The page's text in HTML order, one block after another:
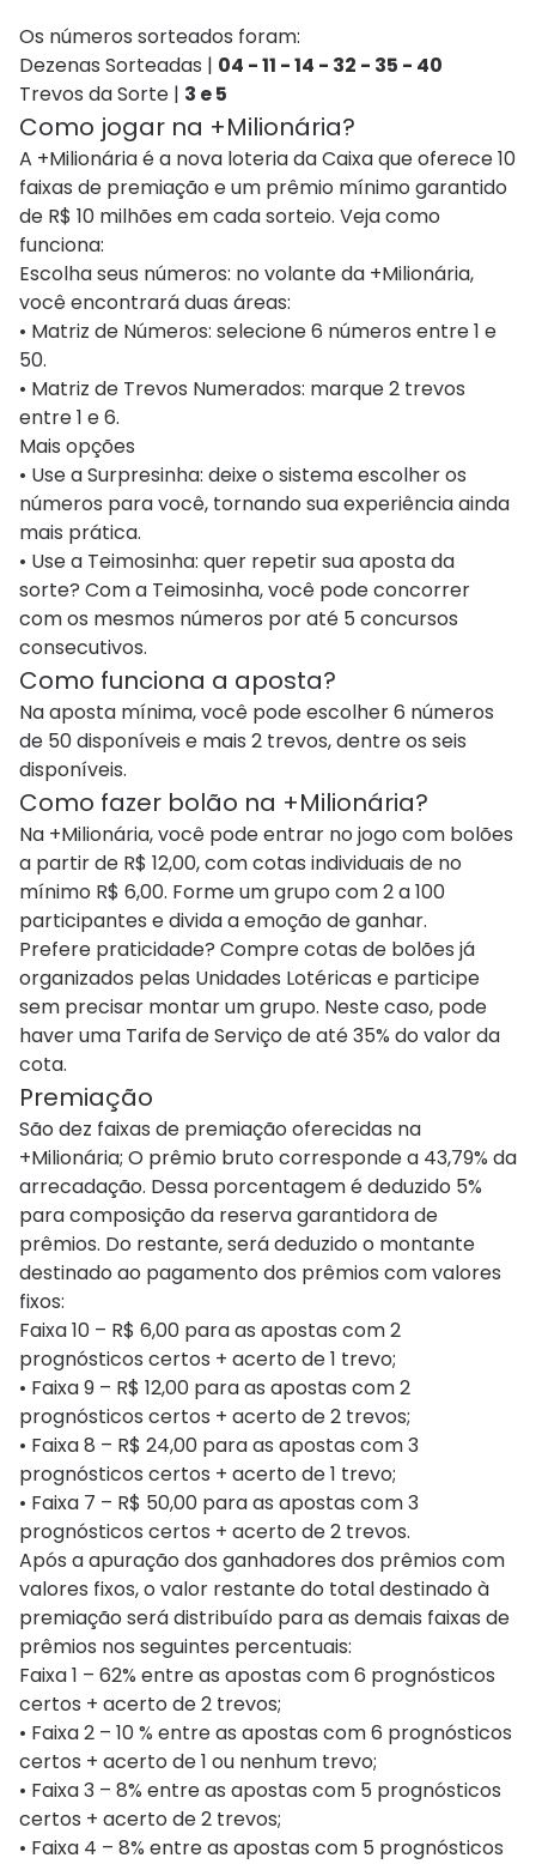
Os números sorteados foram:
Dezenas Sorteadas | 04 - 11 - 14 - 32 - 35 - 40
Trevos da Sorte | 3 e 5
Como jogar na +Milionária?
A +Milionária é a nova loteria da Caixa que oferece 10
faixas de premiação e um prêmio mínimo garantido
de R$ 10 milhões em cada sorteio. Veja como
funciona:
Escolha seus números: no volante da +Milionária,
você encontrará duas áreas:
• Matriz de Números: selecione 6 números entre 1 e
50.
• Matriz de Trevos Numerados: marque 2 trevos
entre 1 e 6.
Mais opções
• Use a Surpresinha: deixe o sistema escolher os
números para você, tornando sua experiência ainda
mais prática.
• Use a Teimosinha: quer repetir sua aposta da
sorte? Com a Teimosinha, você pode concorrer
com os mesmos números por até 5 concursos
consecutivos.
Como funciona a aposta?
Na aposta mínima, você pode escolher 6 números
de 50 disponíveis e mais 2 trevos, dentre os seis
disponíveis.
Como fazer bolão na +Milionária?
Na +Milionária, você pode entrar no jogo com bolões
a partir de R$ 12,00, com cotas individuais de no
mínimo R$ 6,00. Forme um grupo com 2 a 100
participantes e divida a emoção de ganhar.
Prefere praticidade? Compre cotas de bolões já
organizados pelas Unidades Lotéricas e participe
sem precisar montar um grupo. Neste caso, pode
haver uma Tarifa de Serviço de até 35% do valor da
cota.
Premiação
São dez faixas de premiação oferecidas na
+Milionária; O prêmio bruto corresponde a 43,79​% da
arrecadação. Dessa porcentagem é deduzido 5%
para composição da reserva garantidora de
prêmios. Do restante, será deduzido o montante
destinado ao pagamento dos prêmios com valores
fixos:
Faixa 10 – R$ 6,00 para as apostas com 2
prognósticos certos + acerto de 1 trevo;
• Faixa 9 – R$ 12,00 para as apostas com 2
prognósticos certos + acerto de 2 trevos;
• Faixa 8 – R$ 24,00 para as apostas com 3
prognósticos certos + acerto de 1 trevo;
• Faixa 7 – R$ 50,00 para as apostas com 3
prognósticos certos + acerto de 2 trevos.
Após a apuração dos ganhadores dos prêmios com
valores fixos, o valor restante do total destinado à
premiação será distribuído para as demais faixas de
prêmios nos seguintes percentuais:
Faixa 1 – 62% entre as apostas com 6 prognósticos
certos + acerto de 2 trevos;
• Faixa 2 – 10 % entre as apostas com 6 prognósticos
certos + acerto de 1 ou nenhum trevo;
• Faixa 3 – 8% entre as apostas com 5 prognósticos
certos + acerto de 2 trevos;
• Faixa 4 – 8% entre as apostas com 5 prognósticos